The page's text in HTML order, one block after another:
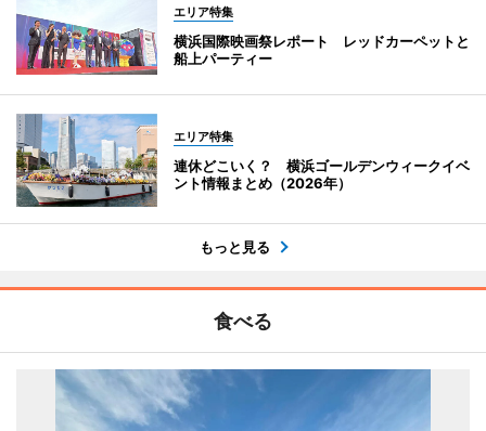
エリア特集
横浜国際映画祭レポート レッドカーペットと
船上パーティー
エリア特集
連休どこいく？ 横浜ゴールデンウィークイベ
ント情報まとめ（2026年）
もっと見る
食べる